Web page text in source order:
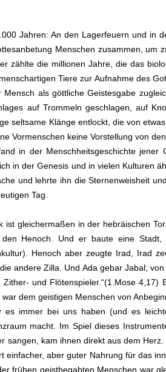
Jahren: An den Lagerfeuern und in
Menschen zusammen,
zählte die millionen Jahre, die das
Tiere zur Aufnahme des
als göttliche Geistesgabe
auf Trommeln geschlagen, auf
seltsame Klänge entlockt, die von
Vormenschen keine Vorstellung von
in der Menschheitsgeschichte jener
in der Genesis und in vielen Kulturen
und lehrte ihn die Sternenweisheit
Tag.
ist gleichermaßen in der hebräischen
Henoch. Und er baute eine
Henoch aber zeugte Irad, Irad
andere Zilla. Und Ada gebar Jabal;
und Flötenspieler.“(1.Mose
dem geistigen Menschen von
es immer bei uns haben (und es
macht. Im Spiel dieses
sangen, kam ihnen direkt aus dem
einfacher, aber guter Nahrung für das
frühen geistbegabten Menschen war